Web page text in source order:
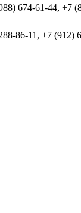
674-61-44, +7
86-11, +7 (912)